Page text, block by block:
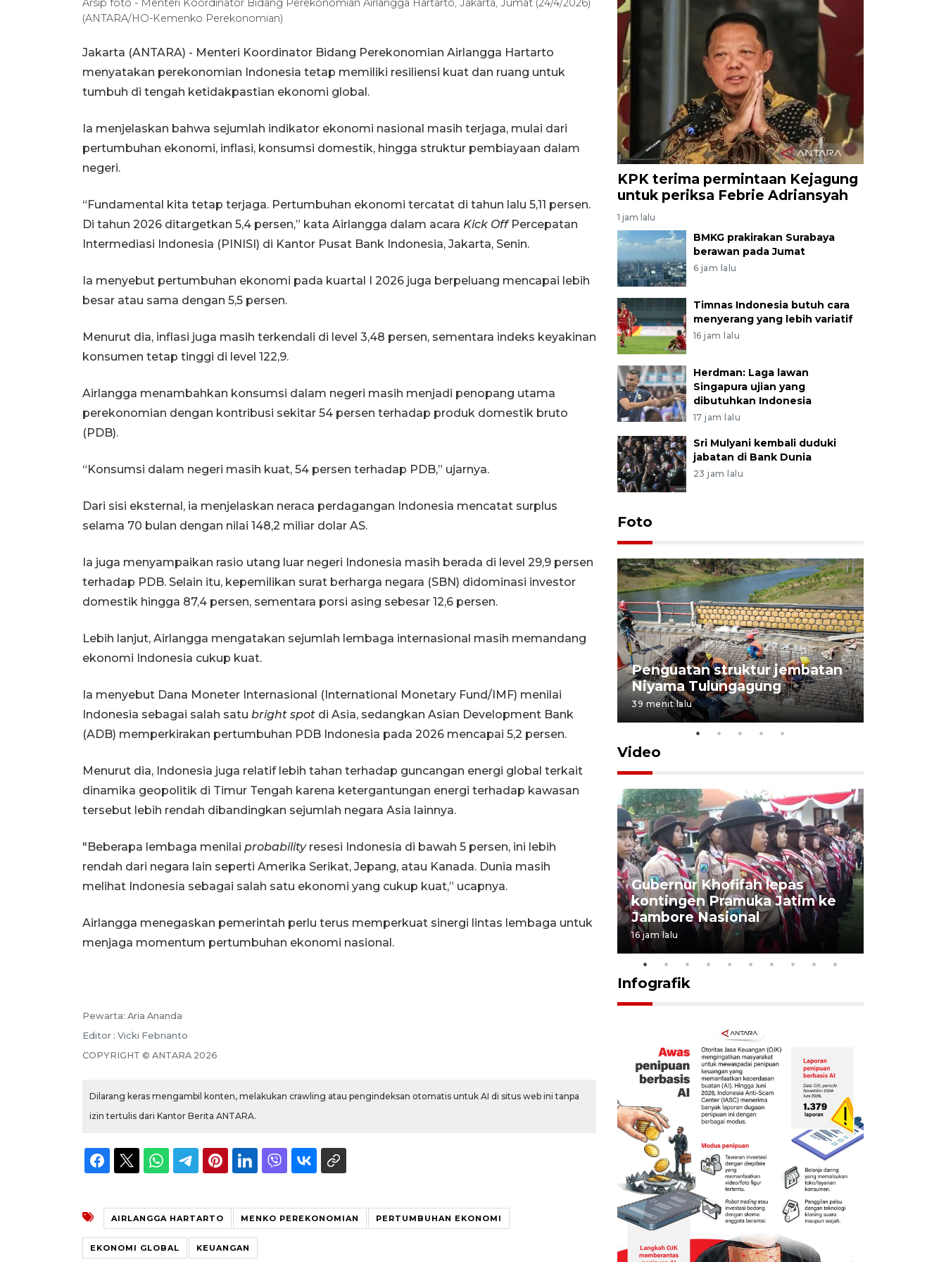
Arsip foto - Menteri Koordinator Bidang Perekonomian Airlangga Hartarto, Jakarta, Jumat (24/4/2026)
(ANTARA/HO-Kemenko Perekonomian)
Jakarta (ANTARA) - Menteri Koordinator Bidang Perekonomian Airlangga Hartarto
menyatakan perekonomian Indonesia tetap memiliki resiliensi kuat dan ruang untuk
tumbuh di tengah ketidakpastian ekonomi global.
Ia menjelaskan bahwa sejumlah indikator ekonomi nasional masih terjaga, mulai dari
pertumbuhan ekonomi, inflasi, konsumsi domestik, hingga struktur pembiayaan dalam
negeri.
“Fundamental kita tetap terjaga. Pertumbuhan ekonomi tercatat di tahun lalu 5,11 persen.
Di tahun 2026 ditargetkan 5,4 persen,” kata Airlangga dalam acara Kick OffPercepatan
Intermediasi Indonesia (PINISI) di Kantor Pusat Bank Indonesia, Jakarta, Senin.
Ia menyebut pertumbuhan ekonomi pada kuartal I 2026 juga berpeluang mencapai lebih
besar atau sama dengan 5,5 persen.
Menurut dia, inflasi juga masih terkendali di level 3,48 persen, sementara indeks keyakinan
konsumen tetap tinggi di level 122,9.
Airlangga menambahkan konsumsi dalam negeri masih menjadi penopang utama
perekonomian dengan kontribusi sekitar 54 persen terhadap produk domestik bruto
(PDB).
“Konsumsi dalam negeri masih kuat, 54 persen terhadap PDB,” ujarnya.
Dari sisi eksternal, ia menjelaskan neraca perdagangan Indonesia mencatat surplus
selama 70 bulan dengan nilai 148,2 miliar dolar AS.
Ia juga menyampaikan rasio utang luar negeri Indonesia masih berada di level 29,9 persen
terhadap PDB. Selain itu, kepemilikan surat berharga negara (SBN) didominasi investor
domestik hingga 87,4 persen, sementara porsi asing sebesar 12,6 persen.
Lebih lanjut, Airlangga mengatakan sejumlah lembaga internasional masih memandang
ekonomi Indonesia cukup kuat.
Ia menyebut Dana Moneter Internasional (International Monetary Fund/IMF) menilai
Indonesia sebagai salah satu bright spot di Asia, sedangkan Asian Development Bank
(ADB) memperkirakan pertumbuhan PDB Indonesia pada 2026 mencapai 5,2 persen.
Menurut dia, Indonesia juga relatif lebih tahan terhadap guncangan energi global terkait
dinamika geopolitik di Timur Tengah karena ketergantungan energi terhadap kawasan
tersebut lebih rendah dibandingkan sejumlah negara Asia lainnya.
"Beberapa lembaga menilai probabilityresesi Indonesia di bawah 5 persen, ini lebih
rendah dari negara lain seperti Amerika Serikat, Jepang, atau Kanada. Dunia masih
melihat Indonesia sebagai salah satu ekonomi yang cukup kuat,” ucapnya.
Airlangga menegaskan pemerintah perlu terus memperkuat sinergi lintas lembaga untuk
menjaga momentum pertumbuhan ekonomi nasional.
Pewarta: Aria Ananda
Editor : Vicki Febrianto
COPYRIGHT © ANTARA 2026
Dilarang keras mengambil konten, melakukan crawling atau pengindeksan otomatis untuk AI di situs web ini tanpa
izin tertulis dari Kantor Berita ANTARA.
AIRLANGGA HARTARTO MENKO PEREKONOMIAN PERTUMBUHAN EKONOMI
EKONOMI GLOBAL KEUANGAN
KPK terima permintaan Kejagung
untuk periksa Febrie Adriansyah
1 jam lalu
BMKG prakirakan Surabaya
berawan pada Jumat
6 jam lalu
Timnas Indonesia butuh cara
menyerang yang lebih variatif
16 jam lalu
Herdman: Laga lawan
Singapura ujian yang
dibutuhkan Indonesia
17 jam lalu
Sri Mulyani kembali duduki
jabatan di Bank Dunia
23 jam lalu
Foto
ekonomi Piala Presiden 2026
Penguatan struktur jembatan
Niyama Tulungagung
39 menit lalu
Video
BNPB optimalkan penguatan
Jawa Timur
Gubernur Khofifah lepas
kontingen Pramuka Jatim ke
Jambore Nasional
16 jam lalu
Infografik